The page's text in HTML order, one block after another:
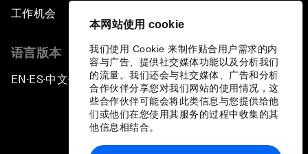
本网站使用 cookie
我们使用 Cookie 来制作贴合用户需求的内
容与广告、提供社交媒体功能以及分析我们
的流量。我们还会与社交媒体、广告和分析
合作伙伴分享您对我们网站的使用情况，这
些合作伙伴可能会将此类信息与您提供给他
们或他们在您使用其服务的过程中收集的其
他信息相结合。
工作机会
语言版本
EN ▪ ES▪中文▪ 日本語